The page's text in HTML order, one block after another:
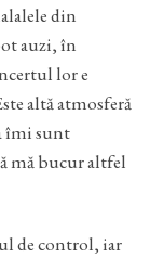
din
auzi, în
lor e
altă atmosferă
îmi sunt
mă bucur altfel
de control, iar